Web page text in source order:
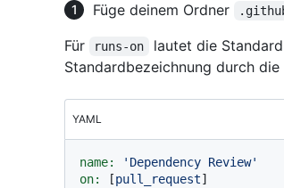
Füge deinem Ordner
Für
runs-on lautet die
Standardbezeichnung durch
YAML
name:
'Dependency Review'
on:
[pull_request]